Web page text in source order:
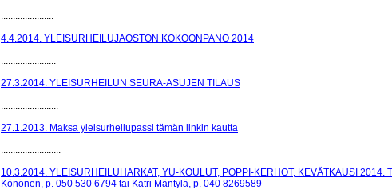
......................
4.4.2014. YLEISURHEILUJAOSTON KOKOONPANO 2014
.......................
27.3.2014. YLEISURHEILUN SEURA-ASUJEN TILAUS
........................
27.1.2013. Maksa yleisurheilupassi tämän linkin kautta
.........................
10.3.2014. YLEISURHEILUHARKAT, YU-KOULUT, POPPI-KERHOT, KEVÄTKAUSI 2014.
Könönen, p. 050 530 6794 tai Katri Mäntylä, p. 040 8269589